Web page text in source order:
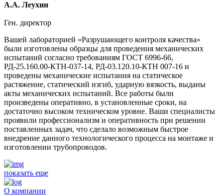
А.А. Леухин
Ген. директор
Вашей лабораторией «Разрушающего контроля качества»
были изготовлены образцы для проведения механических
испытаний согласно требованиям ГОСТ 6996-66,
РД-25.160.00-КТН-037-14, РД-03.120.10-КТН 007-16 и
проведены механические испытания на статическое
растяжение, статический изгиб, ударную вязкость, выданы
акты механических испытаний. Все работы были
произведены оперативно, в установленные сроки, на
достаточно высоком техническом уровне. Ваши специалисты
проявили профессионализм и оперативность при решении
поставленных задач, что сделало возможным быстрое
внедрение данного технологического процесса на монтаже и
изготовлении трубопроводов.
показать еще
О компании